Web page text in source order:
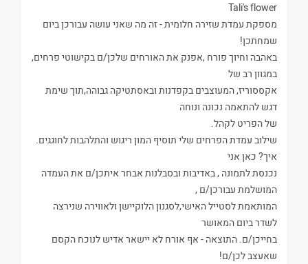
Tali's flower
מספקת עמדת שזירה חלומית - זה מה שאני עושה עבורכן ביום
שמחתכן!
באהבה וחיוך פורח ,אפנק את האורחים שלכן/ם בקישוטי פרחים,
במגוון רב של
אקססוריז, המעוצבים בקפדנות ובאסתטיקה גבוהה,תוך שימת
דגש להתאמה נכונה ונוחה
של הפריט לקהל.
שילוב עמדת הפרחים שלי תוסיף המון ריגוש והתלהבות לחוגגים.
איך? כאן אני
נכנסת לתמונה , באדיבות ובסבלנות אבחר איתכן/ם את העמדה
המושלמת עבורכן/ם ,
המותאמת לסטייל האישי,לסגנון הלוקיישן ולאווירה שנירצה
לשדר ביום המאושר
בחייכן/ם. התוצאה - אף אורח לא יישאר אדיש לנוכח הקסם
שאעצב לכן/ם!